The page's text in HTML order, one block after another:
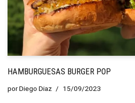
HAMBURGUESAS BURGER POP
porDiego Diaz 15/09/2023